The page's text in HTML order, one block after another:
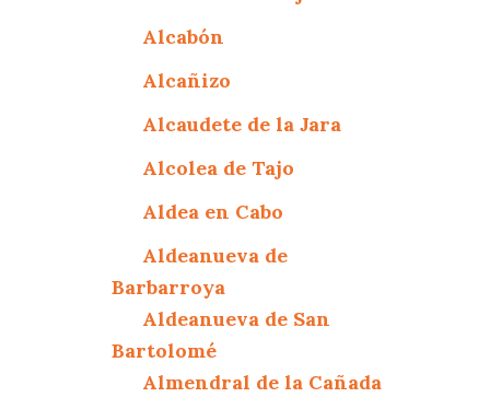
Alcabón
Alcañizo
Alcaudete de la Jara
Alcolea de Tajo
Aldea en Cabo
Aldeanueva de
Barbarroya
Aldeanueva de San
Bartolomé
Almendral de la Cañada